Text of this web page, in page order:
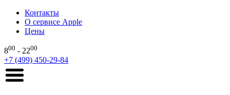
Контакты
О сервисе Apple
Цены
800 - 2200
+7 (499) 450-29-84